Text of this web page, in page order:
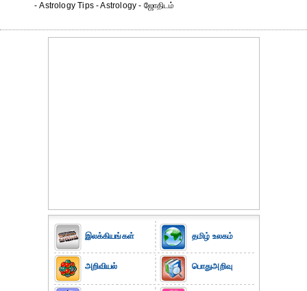
- Astrology Tips - Astrology - ஜோதிடம்
இலக்கியங்கள்
அறிவியல்
தமிழ் உலகம்
பொதுஅறிவு